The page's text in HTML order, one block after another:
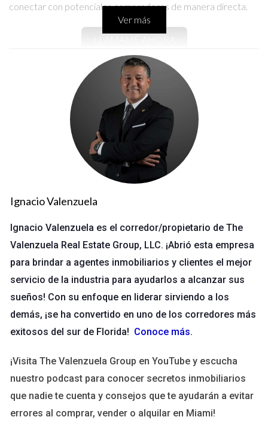
conectar con potenciales compradores de manera directa.
Estudio de caso 1: Primer comprador
Uno de mis clientes fue un joven que compraba su primera
casa. No tenía experiencia previa y se sentía abrumado. A
través de reuniones semanales y actualizaciones regulares,
logré brindarle confianza. Al final, encontró la casa perfecta en
Estudio de caso 2: Inversor
Otro cliente era un inversor que buscaba propiedades para
alquilar. Juntos, analizamos el retorno de inversión (ROI) y
revisamos varias opciones en el centro de Orlando. La
comunicación clara sobre las expectativas y la investigación
exhaustiva ayudaron a cerrar un trato favorable.
Estudio de caso 3: Vendedor
Finalmente, ayudé a un vendedor que necesitaba vender su
casa rápidamente debido a un cambio laboral. Con una
estrategia de marketing digital y presentaciones atractivas,
dudes en contactarme.
Ver más
Ignacio Valenzuela
Ignacio Valenzuela es el corredor/propietario de The
Valenzuela Real Estate Group, LLC. ¡Abrió esta empresa
para brindar a agentes inmobiliarios y clientes el mejor
servicio de la industria para ayudarlos a alcanzar sus
sueños! Con su enfoque en liderar sirviendo a los
demás, ¡se ha convertido en uno de los corredores más
exitosos del sur de Florida! Conoce más.
¡Visita The Valenzuela Group en YouTube y escucha
nuestro podcast para conocer secretos inmobiliarios
que nadie te cuenta y consejos que te ayudarán a evitar
errores al comprar, vender o alquilar en Miami!